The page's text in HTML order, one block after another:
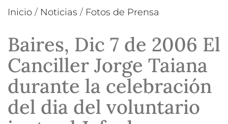
Inicio / Noticias / Fotos de Prensa
Baires, Dic 7 de 2006 El
Canciller Jorge Taiana
durante la celebración
del dia del voluntario